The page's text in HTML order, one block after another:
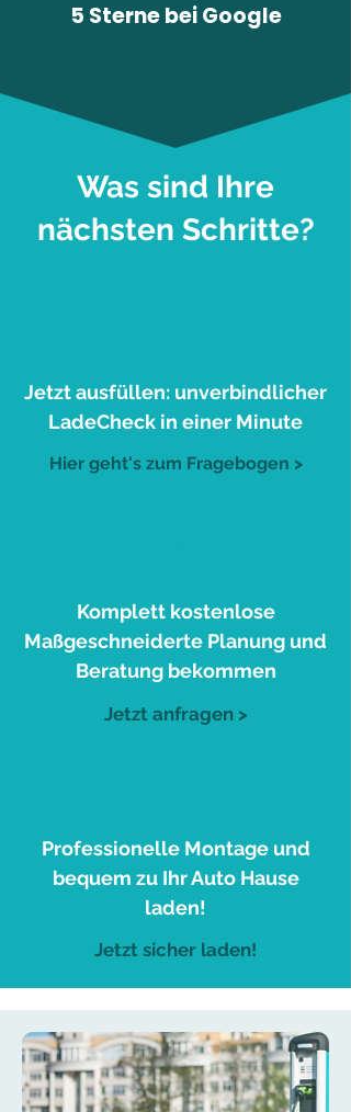
5 Sterne beiGoogle
Was sind Ihre
nächsten Schritte?
Jetzt ausfüllen: unverbindlicher
LadeCheck in einer Minute
Hier geht's zum Fragebogen >
Komplett kostenlose
Maßgeschneiderte Planung und
Beratung bekommen
Jetzt anfragen >
Professionelle Montage und
bequem zu Ihr Auto Hause
laden!
Jetzt sicher laden!